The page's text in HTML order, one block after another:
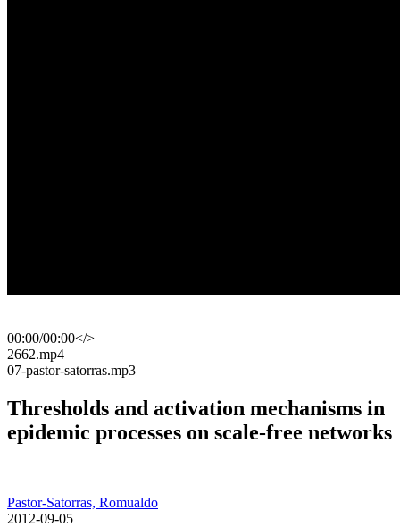
00:00/00:00</>
​2662.mp4
​07-pastor-satorras.mp3
Thresholds and activation mechanisms in
epidemic processes on scale-free networks
Pastor-Satorras, Romualdo
​ 2012-09-05